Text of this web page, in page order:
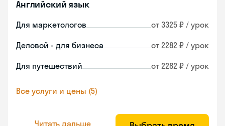
Английский язык
Для маркетологов от 3325 ₽ / урок
Деловой - для бизнеса от 2282 ₽ / урок
Для путешествий от 2282 ₽ / урок
Все услуги и цены (5)
Читать дальше